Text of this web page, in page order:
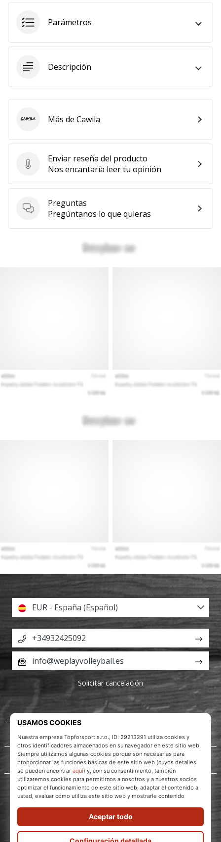
Parámetros
Descripción
Enviar reseña del producto
Enviar reseña del producto
Nos encantaría leer tu opinión
Preguntas
Preguntas
Pregúntanos lo que quieras
CawilaMás de Cawila
WePlayVolleyball.es
Acerca de nosotros
Servicio al cliente
EUR - España (Español)
+34932425092
info@weplayvolleyball.es
Solicitar cancelación